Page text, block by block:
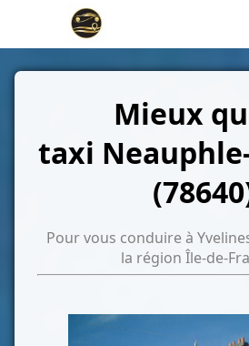
Mieux
taxi
Pour vous conduire à
la région Île-de-